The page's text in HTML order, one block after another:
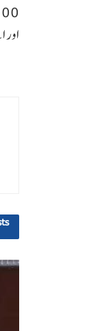
اور